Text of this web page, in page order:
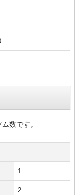
数です。
1
2